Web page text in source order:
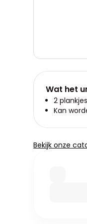
Wat het
2 plankjes
Kan
Bekijk onze